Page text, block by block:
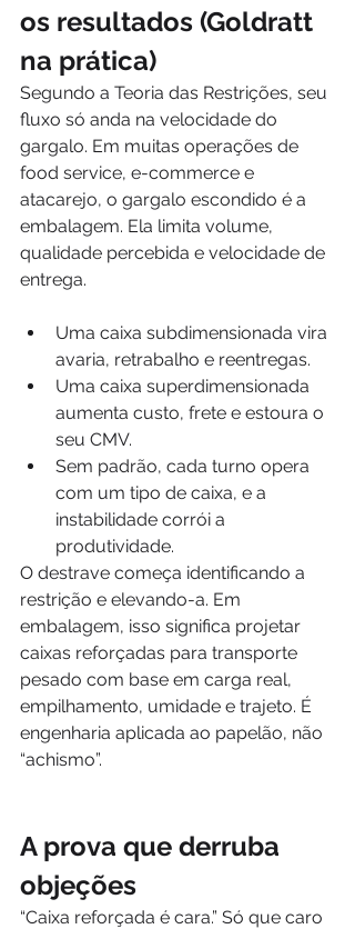
os resultados (Goldratt
na prática)
Segundo a Teoria das Restrições, seu
fluxo só anda na velocidade do
gargalo. Em muitas operações de
food service, e-commerce e
atacarejo, o gargalo escondido é a
embalagem. Ela limita volume,
qualidade percebida e velocidade de
entrega.
Uma caixa subdimensionada vira
avaria, retrabalho e reentregas.
Uma caixa superdimensionada
aumenta custo, frete e estoura o
seu CMV.
Sem padrão, cada turno opera
com um tipo de caixa, e a
instabilidade corrói a
produtividade.
O destrave começa identificando a
restrição e elevando-a. Em
embalagem, isso significa projetar
caixas reforçadas para transporte
pesado com base em carga real,
empilhamento, umidade e trajeto. É
engenharia aplicada ao papelão, não
“achismo”.
A prova que derruba
objeções
“Caixa reforçada é cara.” Só que caro